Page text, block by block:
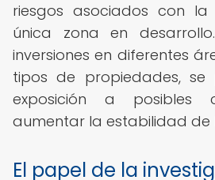
riesgos asociados con la
única zona en
inversiones en diferentes
tipos de propiedades, se
exposición a posibles
aumentar la estabilidad de
El papel de la